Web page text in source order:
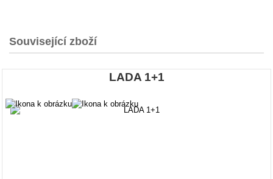
Související zboží
LADA 1+1